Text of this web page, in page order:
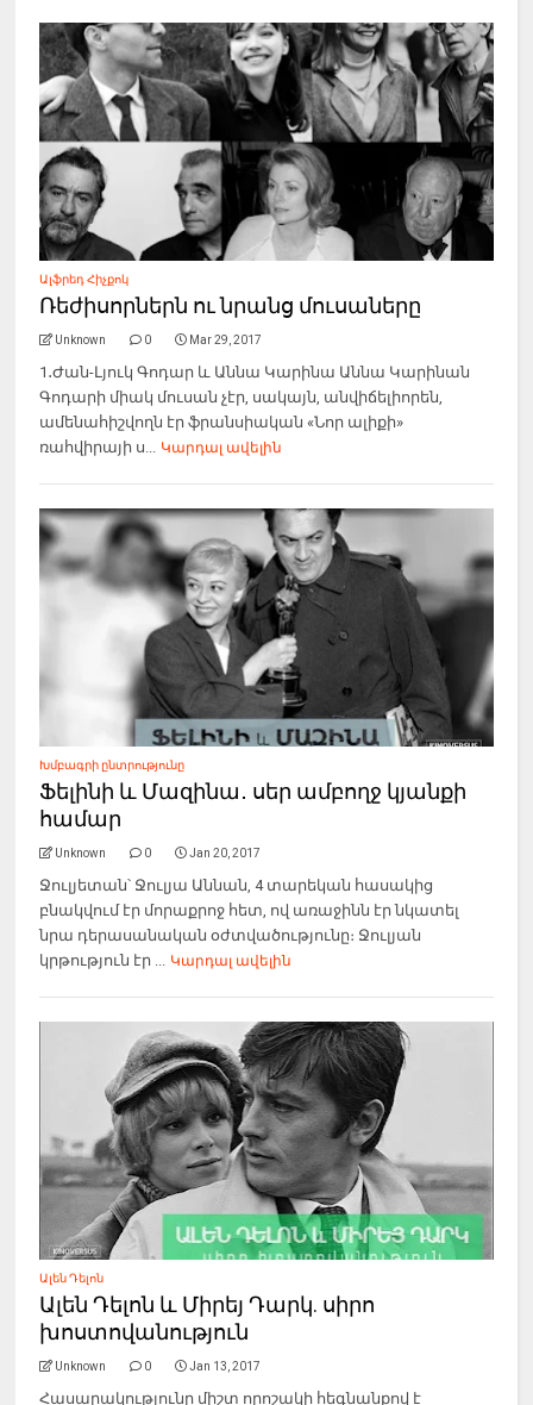
Ալֆրեդ Հիչքոկ
Ռեժիսորներն ու նրանց մուսաները
Unknown 0 Mar 29, 2017
1․Ժան-Լյուկ Գոդար և Աննա Կարինա Աննա Կարինան
Գոդարի միակ մուսան չէր, սակայն, անվիճելիորեն,
ամենահիշվողն էր ֆրանսիական «Նոր ալիքի»
ռահվիրայի ս... Կարդալ ավելին
Խմբագրի ընտրությունը
Ֆելինի և Մազինա․ սեր ամբողջ կյանքի
համար
Unknown 0 Jan 20, 2017
Ջուլյետան՝ Ջուլյա Աննան, 4 տարեկան հասակից
բնակվում էր մորաքրոջ հետ, ով առաջինն էր նկատել
նրա դերասանական օժտվածությունը։ Ջուլյան
կրթություն էր ... Կարդալ ավելին
Ալեն Դելոն
Ալեն Դելոն և Միրեյ Դարկ. սիրո
խոստովանություն
Unknown 0 Jan 13, 2017
Հասարակությունը միշտ որոշակի հեգնանքով է